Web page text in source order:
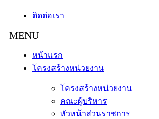
ติดต่อเรา
หน้าแรก
โครงสร้างหน่วยงาน
โครงสร้างหน่วยงาน
คณะผู้บริหาร
หัวหน้าส่วนราชการ